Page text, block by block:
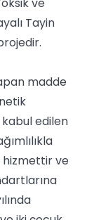
Tayin
madde
edilen
hizmettir ve